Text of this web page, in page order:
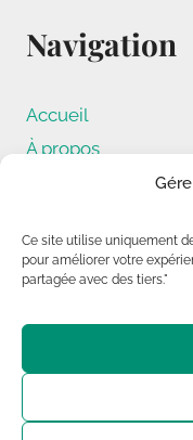
Ce site utilise uniquement
pour améliorer votre
partagée avec des tiers."
Navigation
Accueil
À propos
Conseils
Nous contacter
Politique de